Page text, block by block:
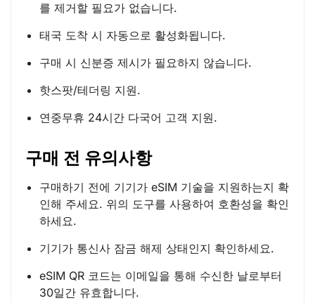
를 제거할 필요가 없습니다.
태국 도착 시 자동으로 활성화됩니다.
구매 시 신분증 제시가 필요하지 않습니다.
핫스팟/테더링 지원.
연중무휴 24시간 다국어 고객 지원.
구매 전 유의사항
구매하기 전에 기기가 eSIM 기술을 지원하는지 확
인해 주세요. 위의 도구를 사용하여 호환성을 확인
하세요.
기기가 통신사 잠금 해제 상태인지 확인하세요.
eSIM QR 코드는 이메일을 통해 수신한 날로부터
30일간 유효합니다.